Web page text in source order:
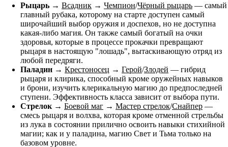
Рыцарь → Всадник → Чемпион/Чёрный рыцарь — самый
главный рубака, которому на старте доступен самый
широчайший выбор оружия и доспехов, но не доступна
какая-либо магия. Он также самый богатый на очки
здоровья, которые в процессе прокачки превращают
рыцаря в настоящую "лошадь", вытаскивающую отряд из
любой передряги.
Паладин → Крестоносец → Герой/Злодей — гибрид
рыцаря и клирика, способный кроме оружейных навыков
и брони, изучить клерикальную магию до предпоследней
ступени. Эффективность класса зависит от выбора пути.
Стрелок → Боевой маг → Мастер стрелок/Снайпер —
смесь рыцаря и волхва, которая кроме отменной стрельбы
из лука в состоянии прилично освоить навыки стихийной
магии; как и у паладина, магию Свет и Тьма только на
базовом уровне.